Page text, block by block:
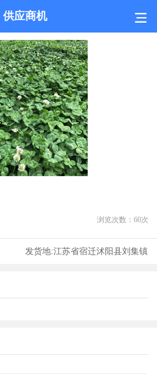
供应商机
浏览次数： 60次
发货地:江苏省宿迁沭阳县刘集镇